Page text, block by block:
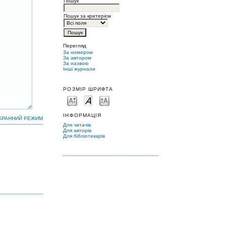
Пошук за критерієм
Перегляд
За номером
За автором
За назвою
Інші журнали
РОЗМІР ШРИФТА
ІНФОРМАЦІЯ
Для читачів
Для авторів
Для бібліотекарів
РЕЖИМ